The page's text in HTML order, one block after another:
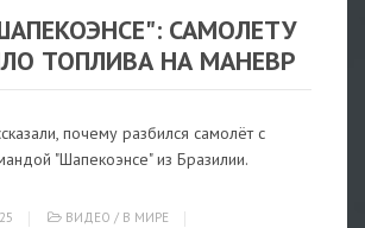
САМОЛЕТУ
ТОПЛИВА НА МАНЕВР
почему разбился самолёт с
"Шапекоэнсе" из Бразилии.
ВИДЕО / В МИРЕ